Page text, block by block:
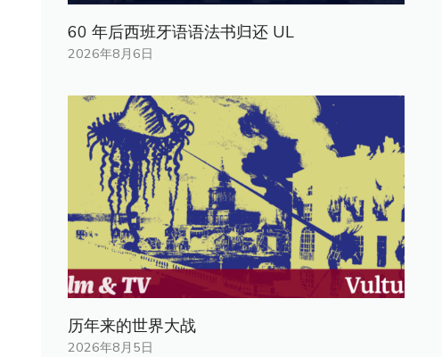
60 年后西班牙语语法书归还 UL
2026年8月6日
历年来的世界大战
2026年8月5日